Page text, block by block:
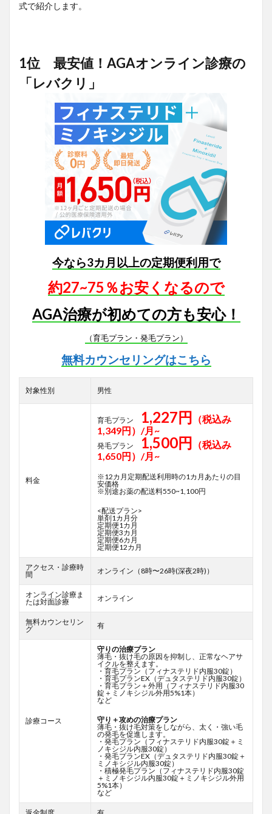
式で紹介します。
1位 最安値！AGAオンライン診療の
「レバクリ」
今なら3カ月以上の定期便利用で
約27~75％お安くなるので
AGA治療が初めての方も安心！
（育毛プラン・発毛プラン）
無料カウンセリングはこちら
対象性別 男性
料金
育毛プラン 1,227円 （税込み
1,349円）/月~
発毛プラン 1,500円 （税込み
1,650円）/月~
※12カ月定期配送利用時の1カ月あたりの目
安価格
※別途お薬の配送料550~1,100円
<配送プラン>
単剤1カ月分
定期便1カ月
定期便3カ月
定期便6カ月
定期便12カ月
アクセス・診療時
間
オンライン（8時〜26時(深夜2時)）
オンライン診療ま
たは対面診療
オンライン
無料カウンセリン
グ
有
診療コース
守りの治療プラン
薄毛・抜け毛の原因を抑制し、正常なヘアサ
イクルを整えます。
・育毛プラン（フィナステリド内服30錠）
・育毛プランEX（デュタステリド内服30錠）
・育毛プラン＋外用（フィナステリド内服30
錠＋ミノキシジル外用5%1本）
など
守り＋攻めの治療プラン
薄毛・抜け毛対策をしながら、太く・強い毛
の発毛を促進します。
・発毛プラン（フィナステリド内服30錠＋ミ
ノキシジル内服30錠）
・発毛プランEX（デュタステリド内服30錠＋
ミノキシジル内服30錠）
・積極発毛プラン（フィナステリド内服30錠
＋ミノキシジル内服30錠＋ミノキシジル外用
5%1本）
など